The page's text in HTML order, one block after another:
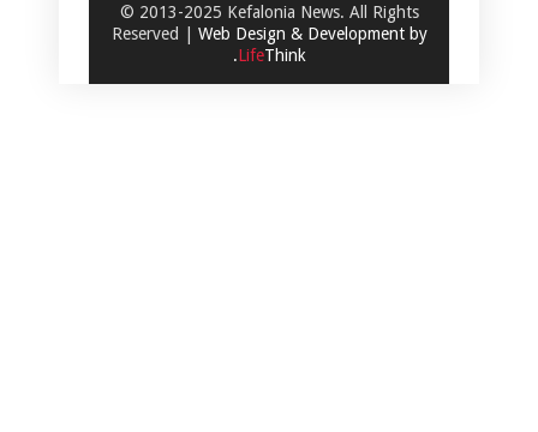
© 2013-2025 Kefalonia News. All Rights
Reserved | Web Design & Development by
.LifeThink